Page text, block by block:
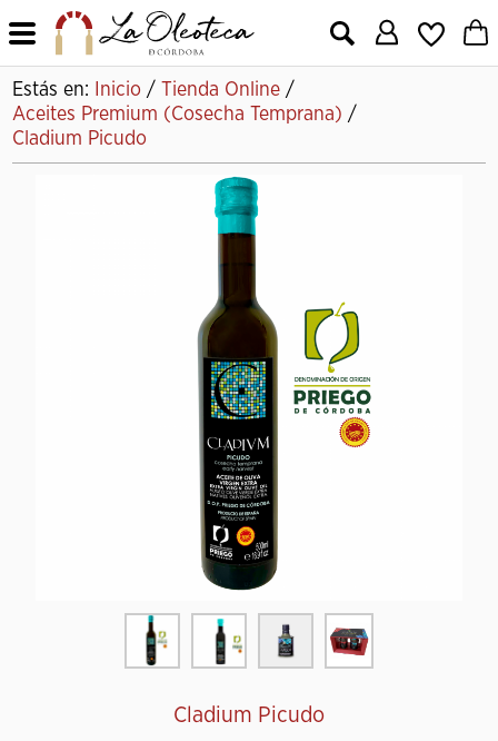
X
Estás en: Inicio / Tienda Online /
Aceites Premium (Cosecha Temprana) /
Cladium Picudo
Cladium Picudo